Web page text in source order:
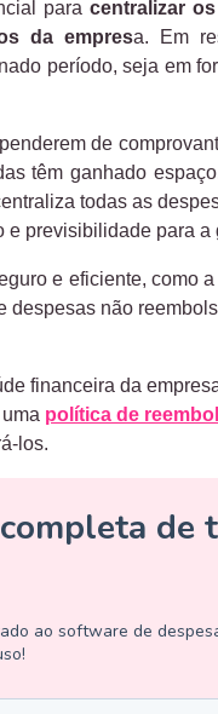
para centralizar
da empresa. Em
período, seja em
de
têm ganhado
todas as
e previsibilidade para a
e eficiente, como a
não
financeira da
política de
los.